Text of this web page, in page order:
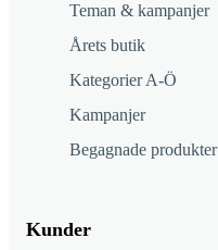
Teman & kampanjer
Årets butik
Kategorier A-Ö
Kampanjer
Begagnade produkter
Kunder